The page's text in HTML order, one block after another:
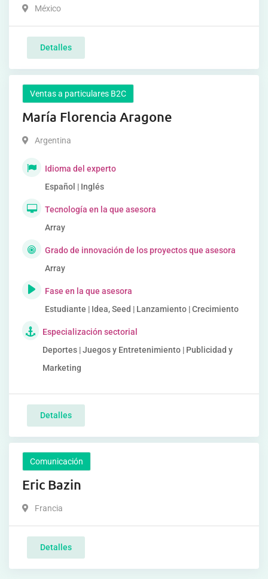
México
Detalles
Ventas a particulares B2C
María Florencia Aragone
Argentina
Idioma del experto
Español | Inglés
Tecnología en la que asesora
Array
Grado de innovación de los proyectos que asesora
Array
Fase en la que asesora
Estudiante | Idea, Seed | Lanzamiento | Crecimiento
Especialización sectorial
Deportes | Juegos y Entretenimiento | Publicidad y
Marketing
Detalles
Comunicación
Eric Bazin
Francia
Detalles